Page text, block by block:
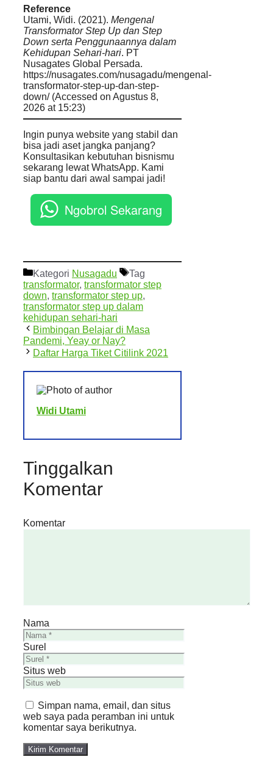
Reference
Utami, Widi. (2021). Mengenal
Transformator Step Up dan Step
Down serta Penggunaannya dalam
Kehidupan Sehari-hari. PT
Nusagates Global Persada.
https://nusagates.com/nusagadu/mengenal-
transformator-step-up-dan-step-
down/ (Accessed on Agustus 8,
2026 at 15:23)
Ingin punya website yang stabil dan
bisa jadi aset jangka panjang?
Konsultasikan kebutuhan bisnismu
sekarang lewat WhatsApp. Kami
siap bantu dari awal sampai jadi!
Ngobrol Sekarang
Kategori Nusagadu
Tag
transformator, transformator step
down, transformator step up,
transformator step up dalam
kehidupan sehari-hari
Bimbingan Belajar di Masa
Pandemi, Yeay or Nay?
Daftar Harga Tiket Citilink 2021
Widi Utami
Tinggalkan
Komentar
Komentar
Nama
Surel
Situs web
Simpan nama, email, dan situs
web saya pada peramban ini untuk
komentar saya berikutnya.